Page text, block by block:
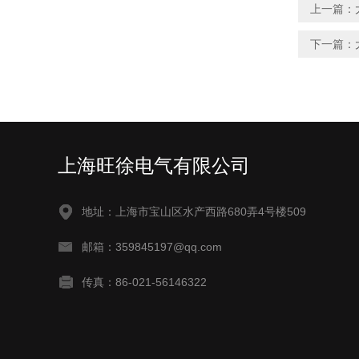
上一篇：
下一篇：
上海旺徐电气有限公司
地址：上海市宝山区水产西路680弄4号楼509
邮箱：359845197@qq.com
传真：86-021-56146322